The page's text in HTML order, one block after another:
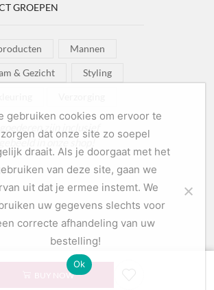
GROEPEN
Mannen
& Gezicht Styling
goederen zijn inclusief
in onze shop!
BUY NOW
gebruiken cookies om ervoor te
zorgen dat onze site zo soepel
draait. Als je doorgaat met het
van deze site, gaan we
uit dat je ermee instemt. We
uw gegevens slechts voor
correcte afhandeling van uw
bestelling!
Ok